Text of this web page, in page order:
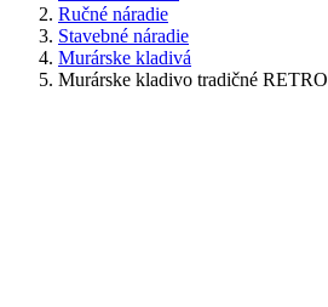
Ručné náradie
Stavebné náradie
Murárske kladivá
Murárske kladivo tradičné RETRO